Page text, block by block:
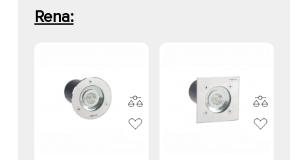
Rena: